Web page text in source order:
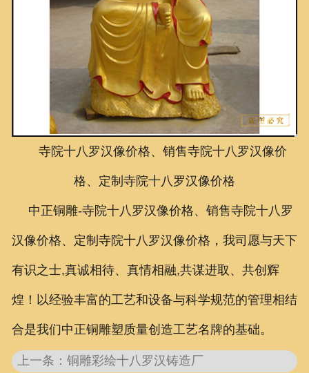
荣誉资质
泥塑鉴赏
联系我们
寺院十八罗汉像价格、销售寺院十八罗汉像价
格、定制寺院十八罗汉像价格
中正铜雕-寺院十八罗汉像价格、销售寺院十八罗
汉像价格、定制 寺院十八罗汉像价格 ，我司愿与天下
有识之士,真诚相待、真情相融,共谋进取、共创辉
煌！以经验丰富的工艺和设备与科学规范的管理相结
合是我们中正铜雕塑质量创造工艺名牌的基础。
上一条：铜雕彩绘十八罗汉铸造厂